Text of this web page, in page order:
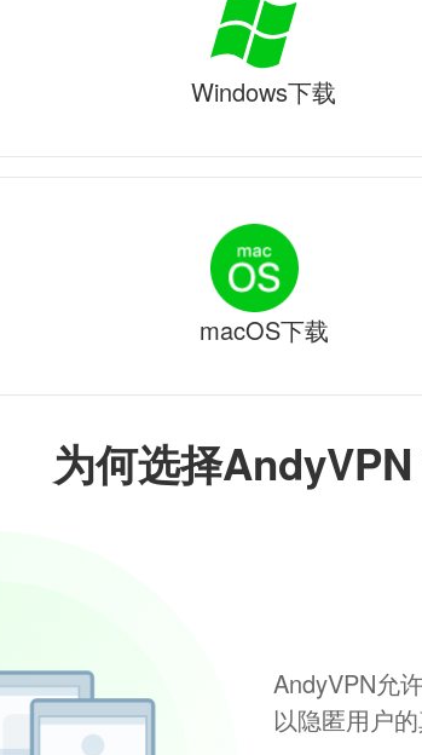
为何选择AndyVPN
AndyVPN允
以隐匿用户
Windows下载
macOS下载